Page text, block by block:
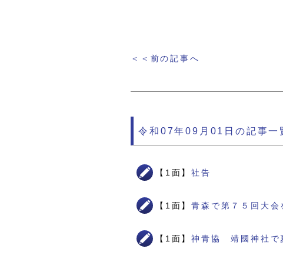
＜＜前の記事へ
令和07年09月01日の記事一
【1面】社告
【1面】青森で第７５回大
【1面】神青協 靖國神社で